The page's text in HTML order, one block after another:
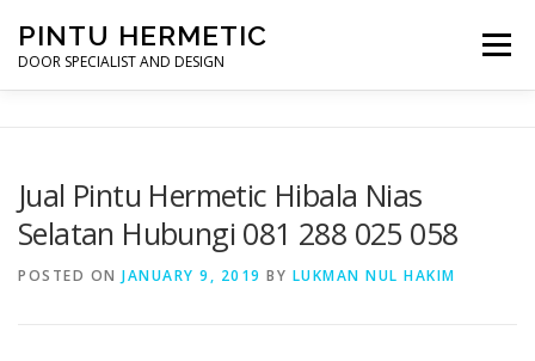
content
PINTU HERMETIC
DOOR SPECIALIST AND DESIGN
Menu
PROFILE KONTAK
Jual Pintu Hermetic Hibala Nias
Selatan Hubungi 081 288 025 058
POSTED ON JANUARY 9, 2019 BY LUKMAN NUL HAKIM